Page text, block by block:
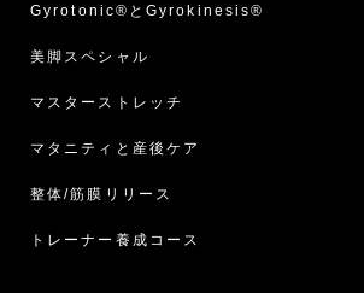
Gyrotonic®︎とGyrokinesis®︎
美脚スペシャル
マスターストレッチ
マタニティと産後ケア
整体/筋膜リリース
トレーナー養成コース